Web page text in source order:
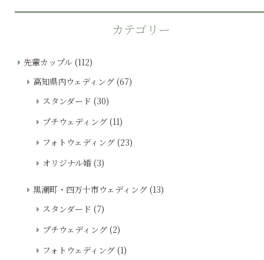
カテゴリー
先輩カップル(112)
高知県内ウェディング(67)
スタンダード (30)
プチウェディング(11)
フォトウェディング(23)
オリジナル婚(3)
黒潮町・四万十市ウェディング(13)
スタンダード (7)
プチウェディング(2)
フォトウェディング(1)